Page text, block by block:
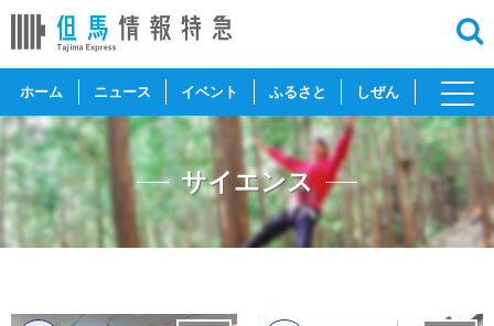
ホーム ニュース イベント ふるさと しぜん
toggle
サイエンス